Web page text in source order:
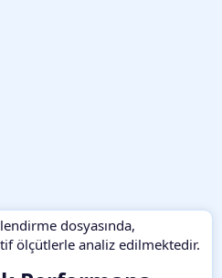
dosyasında,
ölçütlerle analiz edilmektedir.